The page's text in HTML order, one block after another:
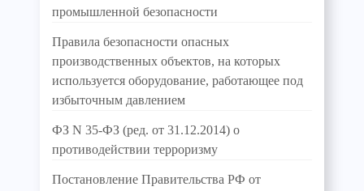
промышленной безопасности
Правила безопасности опасных
производственных объектов, на которых
используется оборудование, работающее под
избыточным давлением
ФЗ N 35-ФЗ (ред. от 31.12.2014) о
противодействии терроризму
Постановление Правительства РФ от